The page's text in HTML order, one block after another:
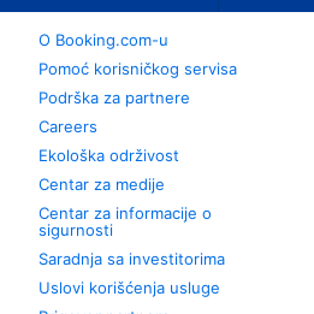
О Booking.com-u
Pomoć korisničkog servisa
Podrška za partnere
Careers
Ekološka održivost
Centar za medije
Centar za informacije o
sigurnosti
Saradnja sa investitorima
Uslovi korišćenja usluge